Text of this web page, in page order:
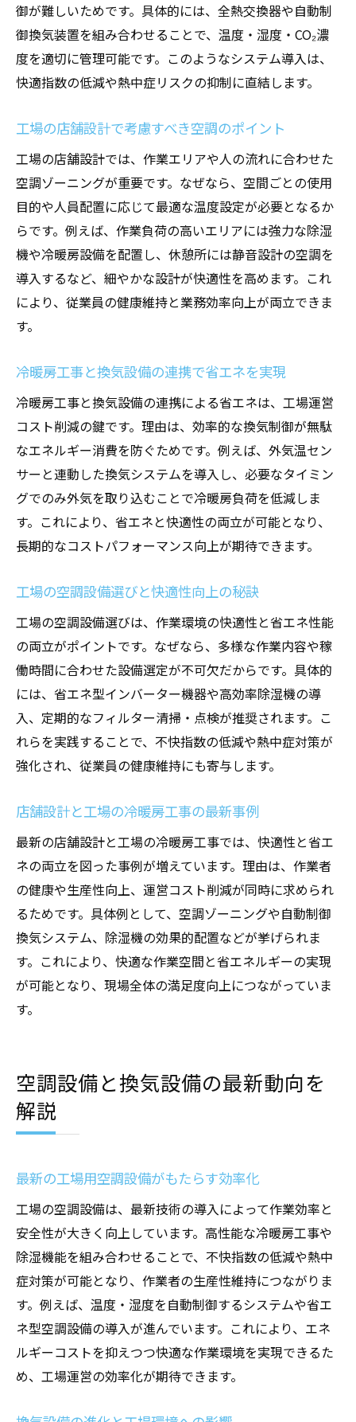
空調設備導入で店舗の快適性を最大化する
方法
効率的な換気設備で店舗環境を改善する工
夫
店舗設計における冷暖房工事の実践的ポイ
工場の空調設備を応用した省エネ設計のコ
ツ
換気設備と空調計画が店舗成功の鍵となる
理由
湿度管理が不快指数と熱中症対策の鍵に
工場での湿度管理が不快指数低減に直結す
る方法
冷暖房工事による湿度制御の実践ポイント
店舗設計に湿度対策を組み込む重要性
工場の換気設備強化で快適な作業環境を実
現
空調設備を活かした熱中症対策の最新事例
除湿機を活用した工場の安全環境づくり
上
換気設備と連携した除湿機運用のポイント
店舗設計で考える除湿機導入の効果的手法
工場空調設備が除湿機能と両立させる利点
快適環境維持に役立つ除湿機選びの基準
空調と換気が生産性向上に果たす役割
工場空調設備が生産性向上に貢献する理由
換気設備導入で作業効率がアップする仕組
み
冷暖房工事の工夫で作業者の集中力を維持
店舗設計と空調設備の連動による業務改善
工場での空調と換気の最適なバランスとは
生産性重視の空調設備選びのポイント
作業環境の快適性を追求するポイント
工場の冷暖房工事で快適作業環境を実現
工場の空調設備と店舗設計の連携事例紹介
工場の省エネ空調設備が安全に直結する理
由
冷暖房工事で効率と省エネを両立させる方
法
換気設備と空調設備の省エネ運用ポイント
店舗設計で考える省エネ空調選びのコツ
工場の空調設備導入でランニングコスト削
減
省エネと快適性を両立する工場設計の実践
御が難しいためです。具体的には、全熱交換器や自動制
御換気装置を組み合わせることで、温度・湿度・CO₂濃
度を適切に管理可能です。このようなシステム導入は、
快適指数の低減や熱中症リスクの抑制に直結します。
工場の店舗設計で考慮すべき空調のポイント
工場の店舗設計では、作業エリアや人の流れに合わせた
空調ゾーニングが重要です。なぜなら、空間ごとの使用
目的や人員配置に応じて最適な温度設定が必要となるか
らです。例えば、作業負荷の高いエリアには強力な除湿
機や冷暖房設備を配置し、休憩所には静音設計の空調を
導入するなど、細やかな設計が快適性を高めます。これ
により、従業員の健康維持と業務効率向上が両立できま
す。
冷暖房工事と換気設備の連携で省エネを実現
冷暖房工事と換気設備の連携による省エネは、工場運営
コスト削減の鍵です。理由は、効率的な換気制御が無駄
なエネルギー消費を防ぐためです。例えば、外気温セン
サーと連動した換気システムを導入し、必要なタイミン
グでのみ外気を取り込むことで冷暖房負荷を低減しま
す。これにより、省エネと快適性の両立が可能となり、
長期的なコストパフォーマンス向上が期待できます。
工場の空調設備選びと快適性向上の秘訣
工場の空調設備選びは、作業環境の快適性と省エネ性能
の両立がポイントです。なぜなら、多様な作業内容や稼
働時間に合わせた設備選定が不可欠だからです。具体的
には、省エネ型インバーター機器や高効率除湿機の導
入、定期的なフィルター清掃・点検が推奨されます。こ
れらを実践することで、不快指数の低減や熱中症対策が
強化され、従業員の健康維持にも寄与します。
店舗設計と工場の冷暖房工事の最新事例
最新の店舗設計と工場の冷暖房工事では、快適性と省エ
ネの両立を図った事例が増えています。理由は、作業者
の健康や生産性向上、運営コスト削減が同時に求められ
るためです。具体例として、空調ゾーニングや自動制御
換気システム、除湿機の効果的配置などが挙げられま
す。これにより、快適な作業空間と省エネルギーの実現
が可能となり、現場全体の満足度向上につながっていま
す。
空調設備と換気設備の最新動向を
解説
最新の工場用空調設備がもたらす効率化
工場の空調設備は、最新技術の導入によって作業効率と
安全性が大きく向上しています。高性能な冷暖房工事や
除湿機能を組み合わせることで、不快指数の低減や熱中
症対策が可能となり、作業者の生産性維持につながりま
す。例えば、温度・湿度を自動制御するシステムや省エ
ネ型空調設備の導入が進んでいます。これにより、エネ
ルギーコストを抑えつつ快適な作業環境を実現できるた
め、工場運営の効率化が期待できます。